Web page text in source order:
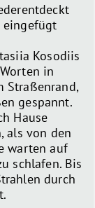
eingefügt
Kosodiis
in
Straßenrand,
gespannt.
Hause
als von den
warten auf
schlafen. Bis
durch